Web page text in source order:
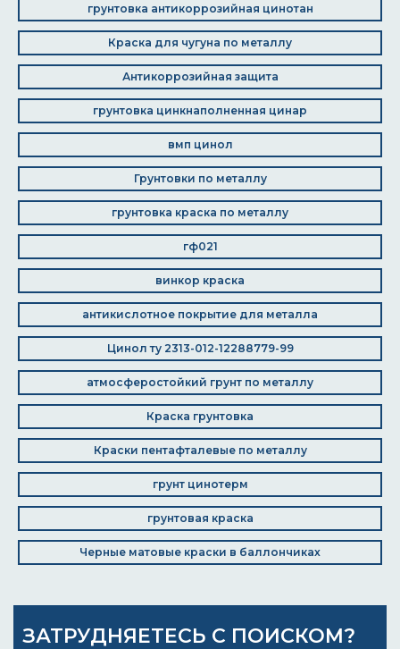
грунтовка антикоррозийная цинотан
Краска для чугуна по металлу
Антикоррозийная защита
грунтовка цинкнаполненная цинар
вмп цинол
Грунтовки по металлу
грунтовка краска по металлу
гф021
винкор краска
антикислотное покрытие для металла
Цинол ту 2313-012-12288779-99
атмосферостойкий грунт по металлу
Краска грунтовка
Краски пентафталевые по металлу
грунт цинотерм
грунтовая краска
Черные матовые краски в баллончиках
ЗАТРУДНЯЕТЕСЬ С ПОИСКОМ?